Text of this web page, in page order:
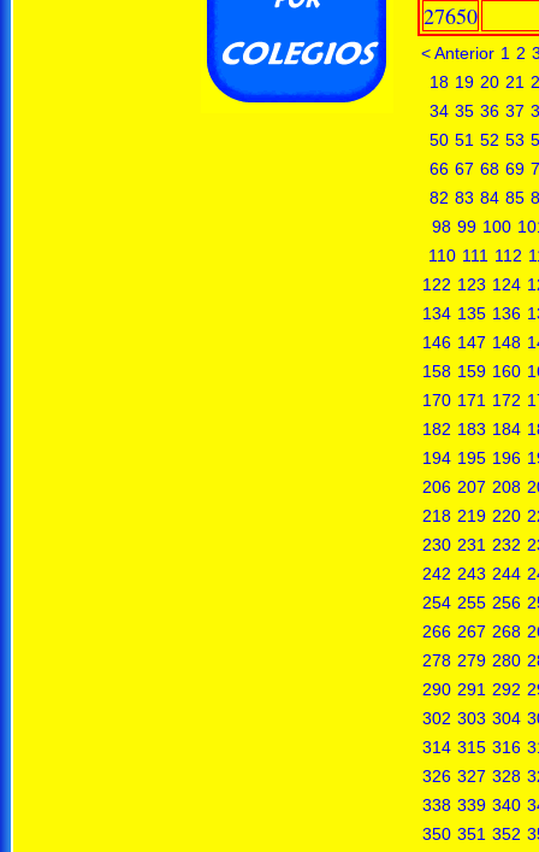
27650
< Anterior 1 2
18 19 20 21
34 35 36 37
50 51 52 53
66 67 68 69
82 83 84 85
98 99 100
110 111 112
122 123 124
134 135 136
146 147 148
158 159 160
170 171 172
182 183 184
194 195 196
206 207 208
218 219 220
230 231 232
242 243 244
254 255 256
266 267 268
278 279 280
290 291 292
302 303 304
314 315 316
326 327 328
338 339 340
350 351 352